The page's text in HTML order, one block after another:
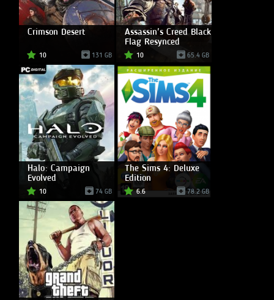
Crimson Desert
10 131 GB
Assassin's Creed Black
Flag Resynced
10 65.4 GB
Halo: Campaign
Evolved
10 74 GB
The Sims 4: Deluxe
Edition
6.6 78.2 GB